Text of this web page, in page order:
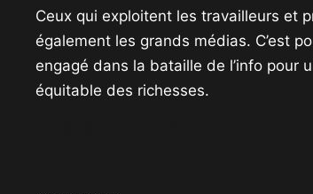
Ceux qui exploitent les travailleurs et
également les grands médias. C’est
engagé dans la bataille de l’info pour
équitable des richesses.